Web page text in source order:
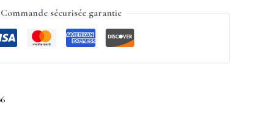
Commande sécurisée garantie